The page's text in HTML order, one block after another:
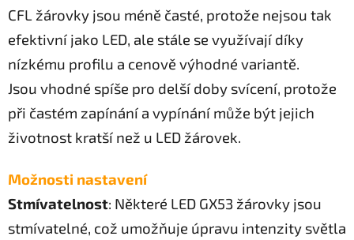
CFL žárovky jsou méně časté, protože nejsou tak
efektivní jako LED, ale stále se využívají díky
nízkému profilu a cenově výhodné variantě.
Jsou vhodné spíše pro delší doby svícení, protože
při častém zapínání a vypínání může být jejich
životnost kratší než u LED žárovek.
Možnosti nastavení
Stmívatelnost: Některé LED GX53 žárovky jsou
stmívatelné, což umožňuje úpravu intenzity světla